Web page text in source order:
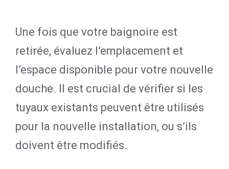
Une fois que votre baignoire est
retirée, évaluez l’emplacement et
l’espace disponible pour votre nouvelle
douche. Il est crucial de vérifier si les
tuyaux existants peuvent être utilisés
pour la nouvelle installation, ou s’ils
doivent être modifiés.